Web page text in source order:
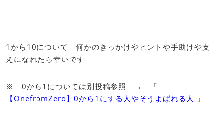
1から10について 何かのきっかけやヒントや手助けや支
えになれたら幸いです
※ 0から1については別投稿参照 → 「
【OnefromZero】0から1にする人やそうよばれる人
」